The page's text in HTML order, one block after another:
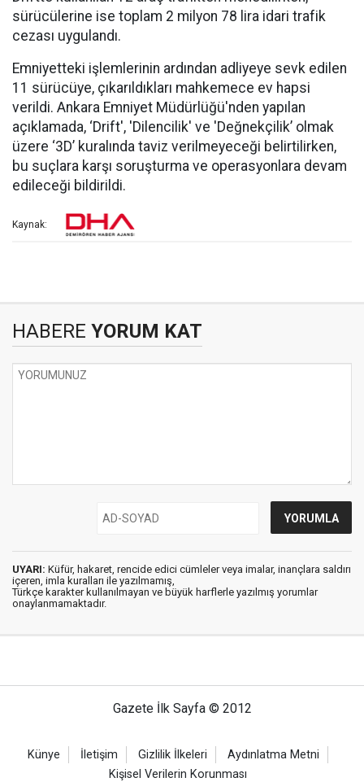
sürücülerine ise toplam 2 milyon 78 lira idari trafik
cezası uygulandı.
Emniyetteki işlemlerinin ardından adliyeye sevk edilen
11 sürücüye, çıkarıldıkları mahkemece ev hapsi
verildi. Ankara Emniyet Müdürlüğü'nden yapılan
açıklamada, ‘Drift', 'Dilencilik' ve 'Değnekçilik’ olmak
üzere ‘3D’ kuralında taviz verilmeyeceği belirtilirken,
bu suçlara karşı soruşturma ve operasyonlara devam
edileceği bildirildi.
Kaynak:
HABERE YORUM KAT
UYARI: Küfür, hakaret, rencide edici cümleler veya imalar, inançlara saldırı
içeren, imla kuralları ile yazılmamış,
Türkçe karakter kullanılmayan ve büyük harflerle yazılmış yorumlar
onaylanmamaktadır.
Gazete İlk Sayfa © 2012
Künye İletişim Gizlilik İlkeleri
Aydınlatma Metni
Kişisel Verilerin Korunması